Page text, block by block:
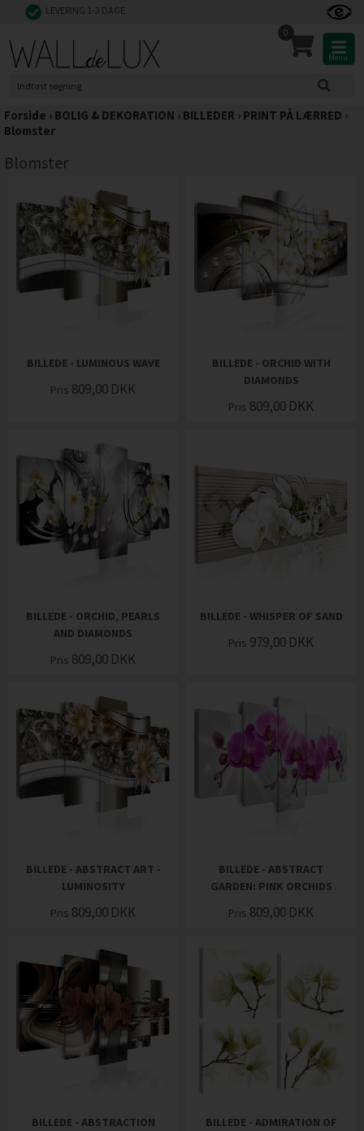
LEVERING 1-3 DAGE
0
Menu
Forside › BOLIG & DEKORATION › BILLEDER › PRINT PÅ LÆRRED ›
Blomster
Blomster
BILLEDE - LUMINOUS WAVE
Pris 809,00 DKK
BILLEDE - ORCHID WITH
DIAMONDS
Pris 809,00 DKK
BILLEDE - ORCHID, PEARLS
AND DIAMONDS
Pris 809,00 DKK
BILLEDE - WHISPER OF SAND
Pris 979,00 DKK
BILLEDE - ABSTRACT ART -
LUMINOSITY
Pris 809,00 DKK
BILLEDE - ABSTRACT
GARDEN: PINK ORCHIDS
Pris 809,00 DKK
BILLEDE - ABSTRACTION
BILLEDE - ADMIRATION OF